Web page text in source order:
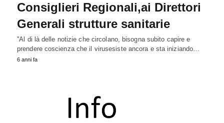
Consiglieri Regionali,ai Direttori
Generali strutture sanitarie
''Al di là delle notizie che circolano, bisogna subito capire e
prendere coscienza che il virusesiste ancora e sta iniziando…
6 anni fa